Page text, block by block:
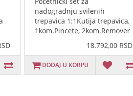
nadogradnju svilenih
trepavica 1:1Kutija trepavica,
1kom.Pincete, 2kom.Remover
18.792,00 RSD
DODAJ U KORPU